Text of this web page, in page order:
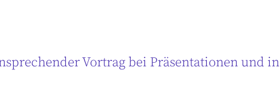
Vortrag bei Präsentationen und in